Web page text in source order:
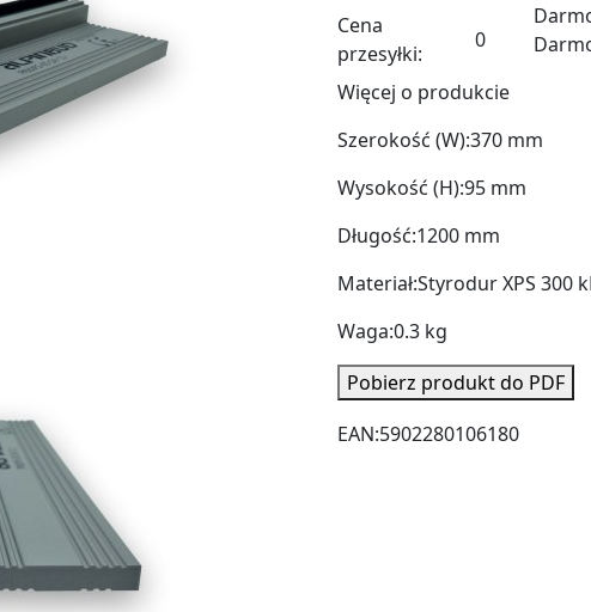
Cena
przesyłki:
0
Więcej o produkcie
Szerokość (W):370 mm
Wysokość (H):95 mm
Długość:1200 mm
Materiał:Styrodur XPS 300
Waga:0.3 kg
Pobierz produkt do PDF
EAN:5902280106180